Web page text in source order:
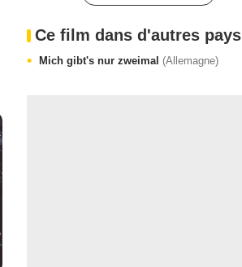
Ce film dans d'autres pays
Mich gibt's nur zweimal (Allemagne)